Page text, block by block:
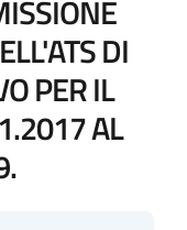
DI
PER IL
AL